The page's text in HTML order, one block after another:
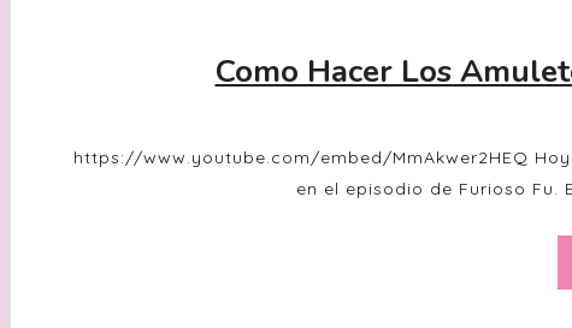
Como Hacer Los
https://www.youtube.com/embed/MmAkwer2HEQ
en el episodio de Furioso Fu.